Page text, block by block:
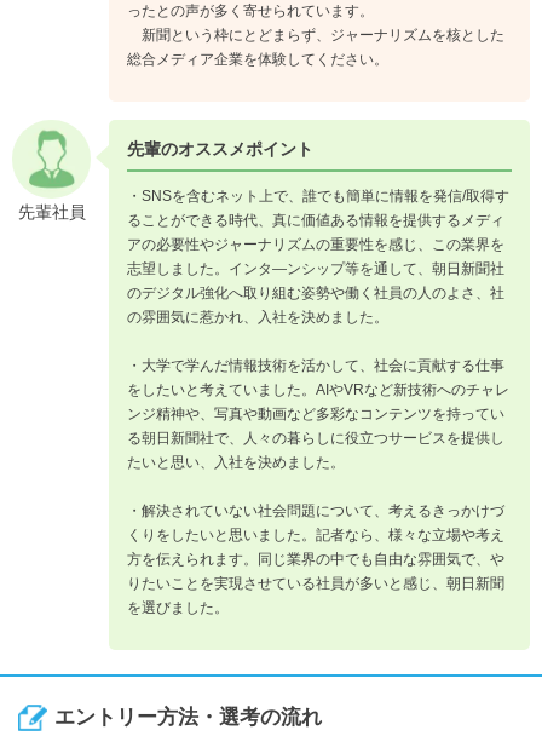
ったとの声が多く寄せられています。
新聞という枠にとどまらず、ジャーナリズムを核とした
総合メディア企業を体験してください。
先輩社員
先輩のオススメポイント
・SNSを含むネット上で、誰でも簡単に情報を発信/取得す
ることができる時代、真に価値ある情報を提供するメディ
アの必要性やジャーナリズムの重要性を感じ、この業界を
志望しました。インタ―ンシップ等を通して、朝日新聞社
のデジタル強化へ取り組む姿勢や働く社員の人のよさ、社
の雰囲気に惹かれ、入社を決めました。
・大学で学んだ情報技術を活かして、社会に貢献する仕事
をしたいと考えていました。AIやVRなど新技術へのチャレ
ンジ精神や、写真や動画など多彩なコンテンツを持ってい
る朝日新聞社で、人々の暮らしに役立つサービスを提供し
たいと思い、入社を決めました。
・解決されていない社会問題について、考えるきっかけづ
くりをしたいと思いました。記者なら、様々な立場や考え
方を伝えられます。同じ業界の中でも自由な雰囲気で、や
りたいことを実現させている社員が多いと感じ、朝日新聞
を選びました。
エントリー方法・選考の流れ